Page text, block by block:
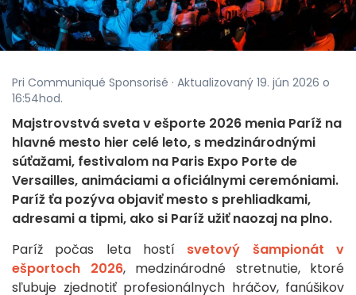
Pri Communiqué Sponsorisé · Aktualizovaný 19. jún 2026 o
16:54hod.
Majstrovstvá sveta v ešporte 2026 menia Paríž na
hlavné mesto hier celé leto, s medzinárodnými
súťažami, festivalom na Paris Expo Porte de
Versailles, animáciami a oficiálnymi ceremóniami.
Paríž ťa pozýva objaviť mesto s prehliadkami,
adresami a tipmi, ako si Paríž užiť naozaj na plno.
Paríž počas leta hostí svetový šampionát v
ešportoch 2026, medzinárodné stretnutie, ktoré
sľubuje zjednotiť profesionálnych hráčov, fanúšikov